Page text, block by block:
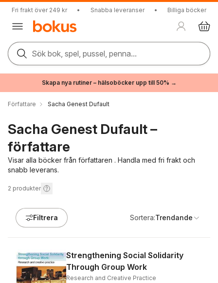
Fri frakt över 249 kr • Snabba leveranser • Billiga böcker
Sök bok, spel, pussel, penna...
Skapa nya rutiner – hälsoböcker upp till 50% →
Författare Sacha Genest Dufault
Sacha Genest Dufault –
författare
Visar alla böcker från författaren . Handla med fri frakt och
snabb leverans.
2 produkter
Filtrera Sortera:Trendande
Strengthening Social Solidarity
Through Group Work
Research and Creative Practice